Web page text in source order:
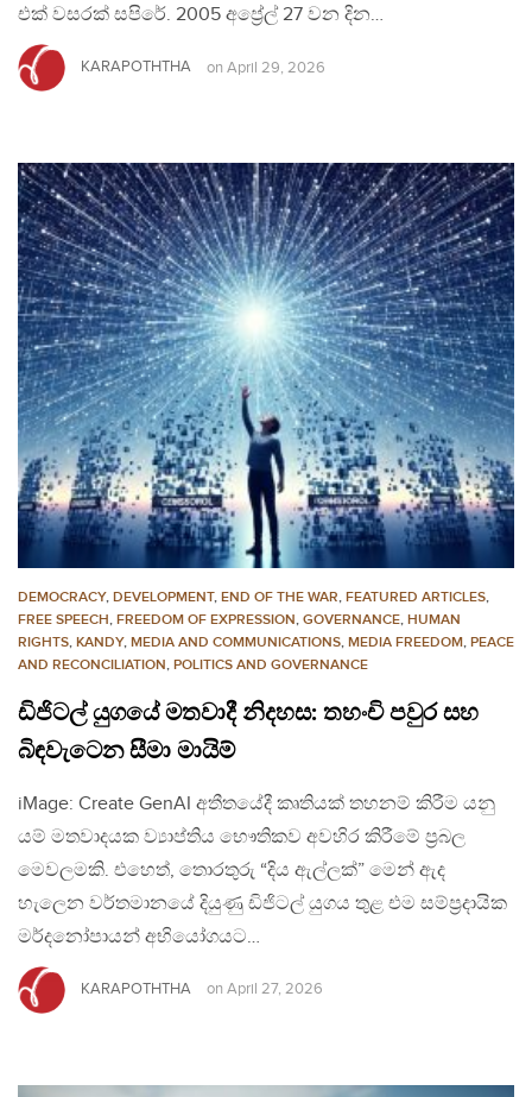
එක් වසරක් සපිරේ. 2005 අප්‍රේල් 27 වන දින…
KARAPOTHTHA on April 29, 2026
DEMOCRACY, DEVELOPMENT, END OF THE WAR, FEATURED ARTICLES,
FREE SPEECH, FREEDOM OF EXPRESSION, GOVERNANCE, HUMAN
RIGHTS, KANDY, MEDIA AND COMMUNICATIONS, MEDIA FREEDOM, PEACE
AND RECONCILIATION, POLITICS AND GOVERNANCE
ඩිජිටල් යුගයේ මතවාදී නිදහස: තහංචි පවුර සහ
බිඳවැටෙන සීමා මායිම්
iMage: Create GenAI අතීතයේදී කෘතියක් තහනම් කිරීම යනු
යම් මතවාදයක ව්‍යාප්තිය භෞතිකව අවහිර කිරීමේ ප්‍රබල
මෙවලමකි. එහෙත්, තොරතුරු “දිය ඇල්ලක්” මෙන් ඇද
හැලෙන වර්තමානයේ දියුණු ඩිජිටල් යුගය තුළ එම සම්ප්‍රදායික
මර්දනෝපායන් අභියෝගයට…
KARAPOTHTHA on April 27, 2026